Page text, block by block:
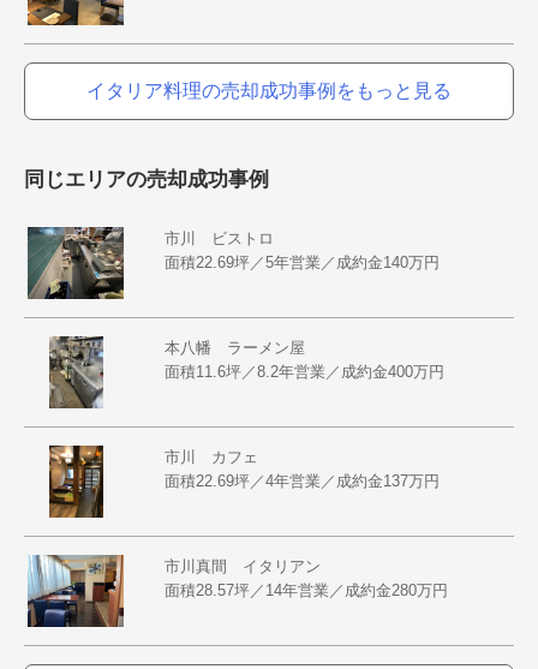
イタリア料理の売却成功事例をもっと見る
同じエリアの売却成功事例
市川 ビストロ
面積22.69坪／5年営業／成約金140万円
本八幡 ラーメン屋
面積11.6坪／8.2年営業／成約金400万円
市川 カフェ
面積22.69坪／4年営業／成約金137万円
市川真間 イタリアン
面積28.57坪／14年営業／成約金280万円